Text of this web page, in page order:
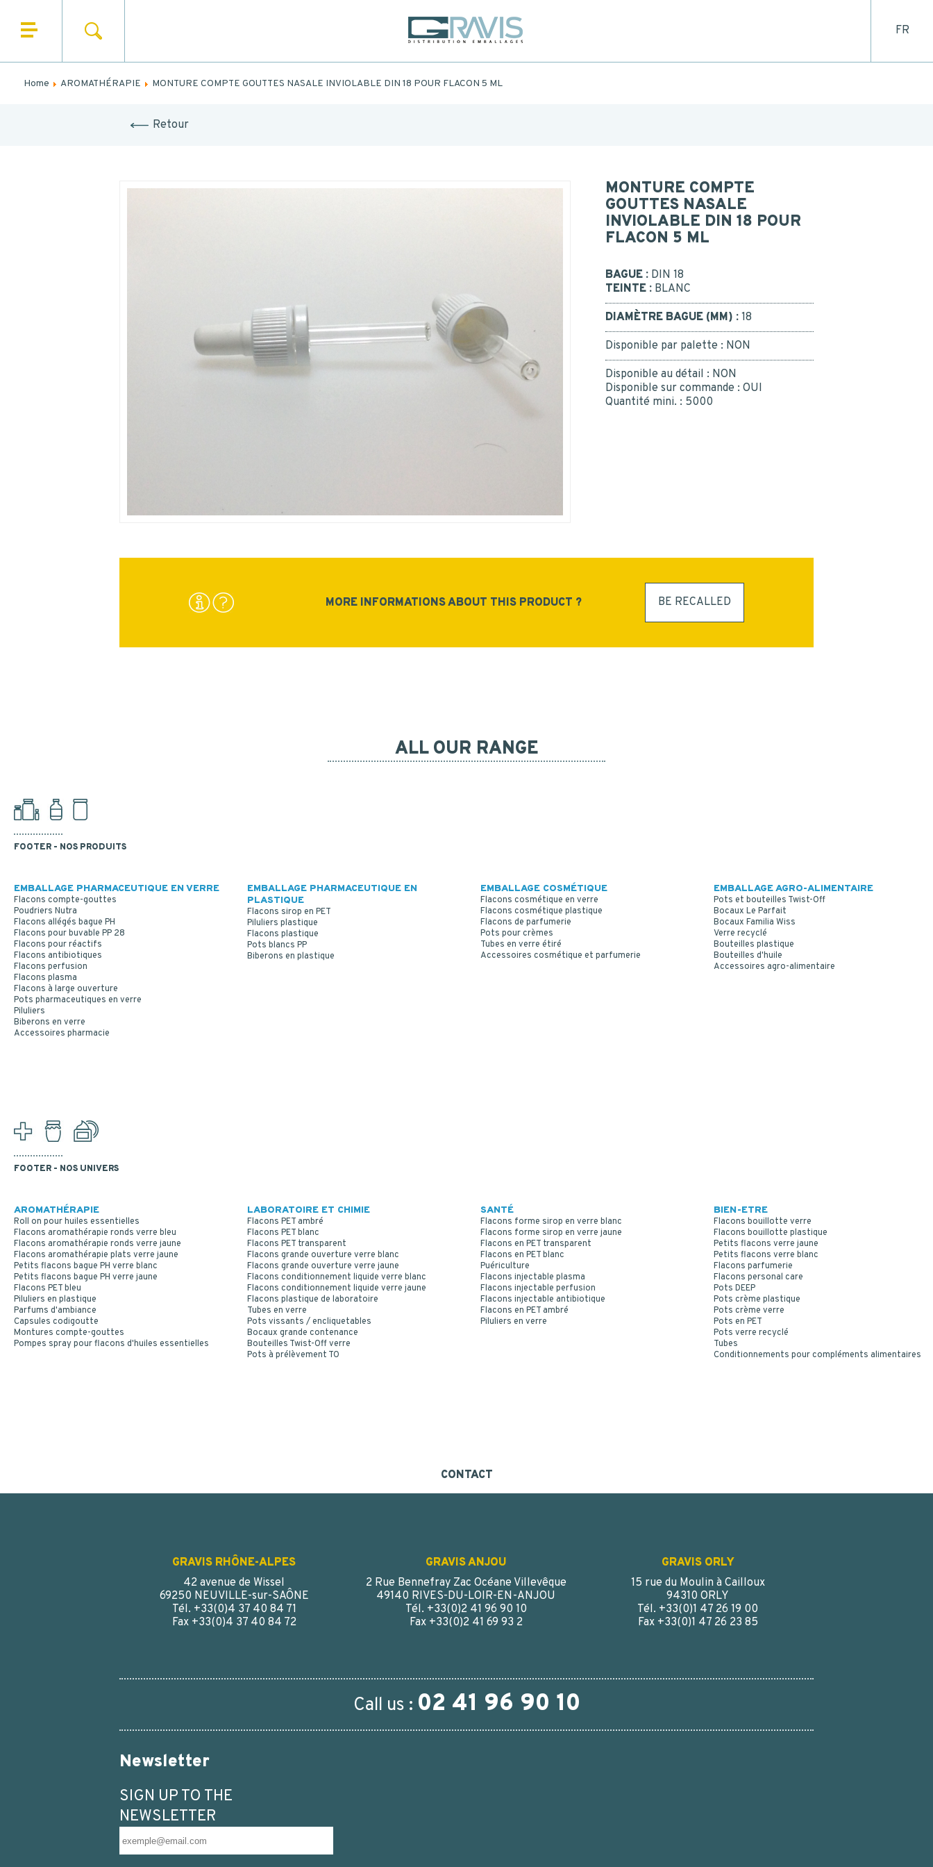
Or call us : 02 41 96 90 10
FR
Home AROMATHÉRAPIE MONTURE COMPTE GOUTTES NASALE INVIOLABLE DIN 18 POUR FLACON 5 ML
Retour
MONTURE COMPTE
GOUTTES NASALE
INVIOLABLE DIN 18 POUR
FLACON 5 ML
BAGUE : DIN 18
TEINTE : BLANC
DIAMÈTRE BAGUE (MM) : 18
Disponible par palette : NON
Disponible au détail : NON
Disponible sur commande : OUI
Quantité mini. : 5000
MORE INFORMATIONS ABOUT THIS PRODUCT ? BE RECALLED
ALL OUR RANGE
FOOTER - NOS PRODUITS
EMBALLAGE PHARMACEUTIQUE EN VERRE
Flacons compte-gouttes
Poudriers Nutra
Flacons allégés bague PH
Flacons pour buvable PP 28
Flacons pour réactifs
Flacons antibiotiques
Flacons perfusion
Flacons plasma
Flacons à large ouverture
Pots pharmaceutiques en verre
Piluliers
Biberons en verre
Accessoires pharmacie
EMBALLAGE PHARMACEUTIQUE EN
PLASTIQUE
Flacons sirop en PET
Piluliers plastique
Flacons plastique
Pots blancs PP
Biberons en plastique
EMBALLAGE COSMÉTIQUE
Flacons cosmétique en verre
Flacons cosmétique plastique
Flacons de parfumerie
Pots pour crèmes
Tubes en verre étiré
Accessoires cosmétique et parfumerie
EMBALLAGE AGRO-ALIMENTAIRE
Pots et bouteilles Twist-Off
Bocaux Le Parfait
Bocaux Familia Wiss
Verre recyclé
Bouteilles plastique
Bouteilles d'huile
Accessoires agro-alimentaire
FOOTER - NOS UNIVERS
AROMATHÉRAPIE
Roll on pour huiles essentielles
Flacons aromathérapie ronds verre bleu
Flacons aromathérapie ronds verre jaune
Flacons aromathérapie plats verre jaune
Petits flacons bague PH verre blanc
Petits flacons bague PH verre jaune
Flacons PET bleu
Piluliers en plastique
Parfums d'ambiance
Capsules codigoutte
Montures compte-gouttes
Pompes spray pour flacons d'huiles essentielles
LABORATOIRE ET CHIMIE
Flacons PET ambré
Flacons PET blanc
Flacons PET transparent
Flacons grande ouverture verre blanc
Flacons grande ouverture verre jaune
Flacons conditionnement liquide verre blanc
Flacons conditionnement liquide verre jaune
Flacons plastique de laboratoire
Tubes en verre
Pots vissants / encliquetables
Bocaux grande contenance
Bouteilles Twist-Off verre
Pots à prélèvement TO
SANTÉ
Flacons forme sirop en verre blanc
Flacons forme sirop en verre jaune
Flacons en PET transparent
Flacons en PET blanc
Puériculture
Flacons injectable plasma
Flacons injectable perfusion
Flacons injectable antibiotique
Flacons en PET ambré
Piluliers en verre
BIEN-ETRE
Flacons bouillotte verre
Flacons bouillotte plastique
Petits flacons verre jaune
Petits flacons verre blanc
Flacons parfumerie
Flacons personal care
Pots DEEP
Pots crème plastique
Pots crème verre
Pots en PET
Pots verre recyclé
Tubes
Conditionnements pour compléments alimentaires
CONTACT
GRAVIS RHÔNE-ALPES
42 avenue de Wissel
69250 NEUVILLE-sur-SAÔNE
Tél. +33(0)4 37 40 84 71
Fax +33(0)4 37 40 84 72
GRAVIS ANJOU
2 Rue Bennefray Zac Océane Villevêque
49140 RIVES-DU-LOIR-EN-ANJOU
Tél. +33(0)2 41 96 90 10
Fax +33(0)2 41 69 93 2
GRAVIS ORLY
15 rue du Moulin à Cailloux
94310 ORLY
Tél. +33(0)1 47 26 19 00
Fax +33(0)1 47 26 23 85
Call us : 02 41 96 90 10
Newsletter
SIGN UP TO THE
NEWSLETTER
FIRST
I consent to the collection, processing, use of my
personal data. *